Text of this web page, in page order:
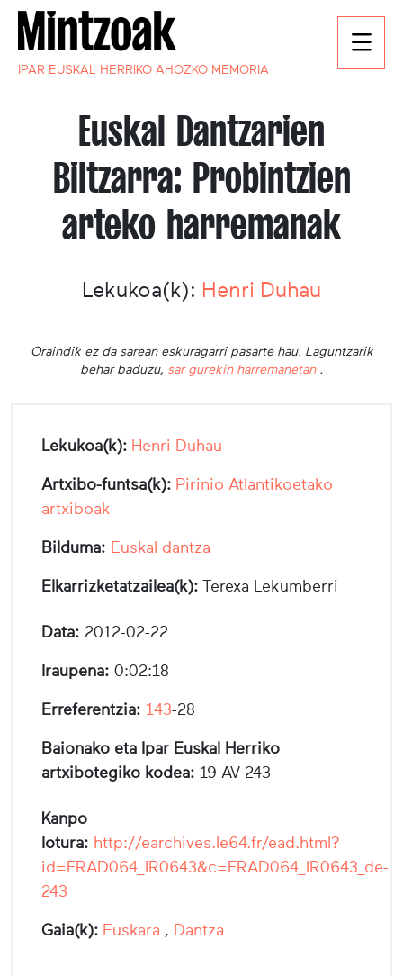
IPAR EUSKAL HERRIKO AHOZKO MEMORIA
Euskal Dantzarien
Biltzarra: Probintzien
arteko harremanak
Lekukoa(k): Henri Duhau
Oraindik ez da sarean eskuragarri pasarte hau. Laguntzarik
behar baduzu, sar gurekin harremanetan .
Lekukoa(k): Henri Duhau
Artxibo-funtsa(k): Pirinio Atlantikoetako
artxiboak
Bilduma: Euskal dantza
Elkarrizketatzailea(k): Terexa Lekumberri
Data: 2012-02-22
Iraupena: 0:02:18
Erreferentzia: 143-28
Baionako eta Ipar Euskal Herriko
artxibotegiko kodea: 19 AV 243
Kanpo
lotura: http://earchives.le64.fr/ead.html?
id=FRAD064_IR0643&c=FRAD064_IR0643_de-
243
Gaia(k): Euskara , Dantza